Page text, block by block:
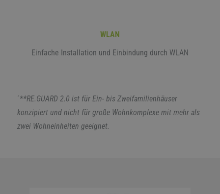
WLAN
Einfache Installation und Einbindung durch WLAN
´**RE.GUARD 2.0 ist für Ein- bis Zweifamilienhäuser
konzipiert und nicht für große Wohnkomplexe mit mehr als
zwei Wohneinheiten geeignet.